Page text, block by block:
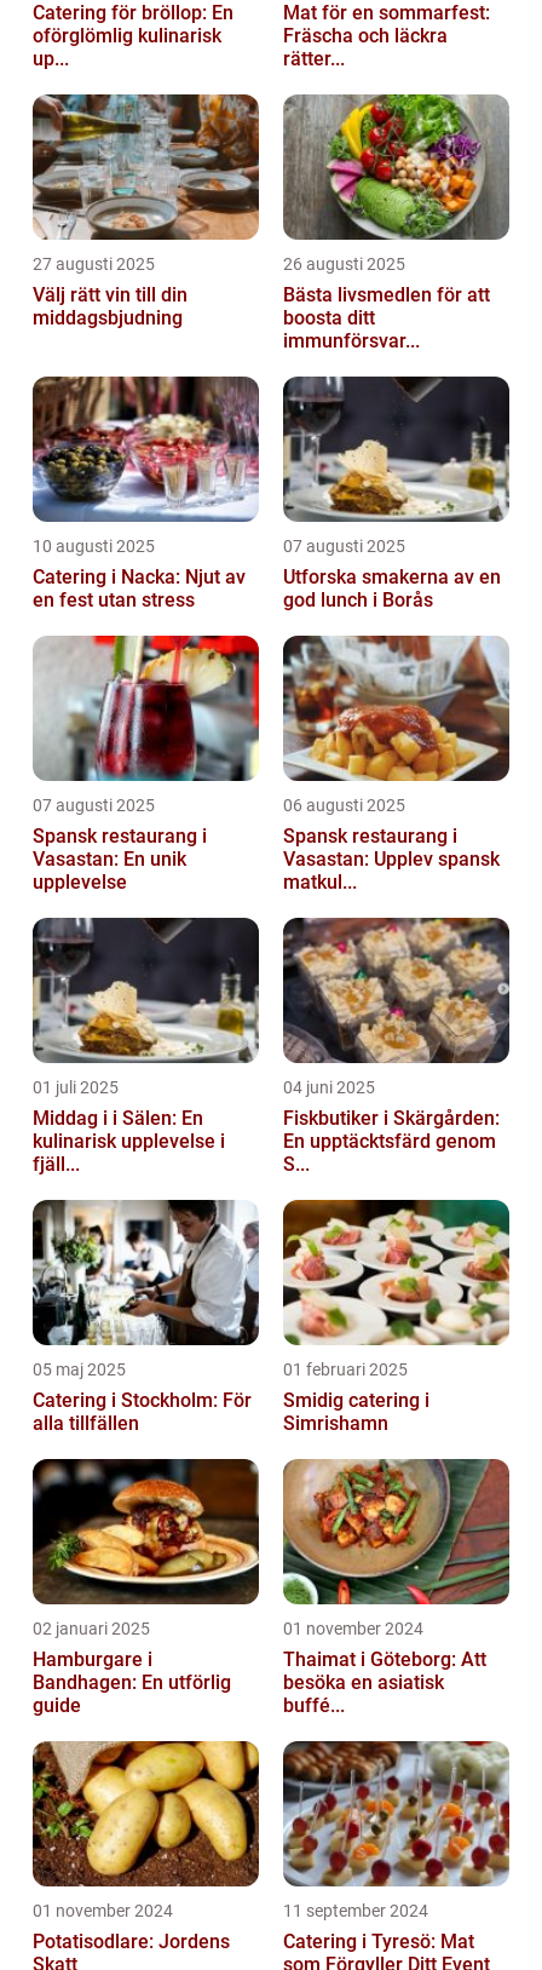
Catering för bröllop: En
oförglömlig kulinarisk
up...
Mat för en sommarfest:
Fräscha och läckra
rätter...
27 augusti 2025
Välj rätt vin till din
middagsbjudning
26 augusti 2025
Bästa livsmedlen för att
boosta ditt
immunförsvar...
10 augusti 2025
Catering i Nacka: Njut av
en fest utan stress
07 augusti 2025
Utforska smakerna av en
god lunch i Borås
07 augusti 2025
Spansk restaurang i
Vasastan: En unik
upplevelse
06 augusti 2025
Spansk restaurang i
Vasastan: Upplev spansk
matkul...
01 juli 2025
Middag i i Sälen: En
kulinarisk upplevelse i
fjäll...
04 juni 2025
Fiskbutiker i Skärgården:
En upptäcktsfärd genom
S...
05 maj 2025
Catering i Stockholm: För
alla tillfällen
01 februari 2025
Smidig catering i
Simrishamn
02 januari 2025
Hamburgare i
Bandhagen: En utförlig
guide
01 november 2024
Thaimat i Göteborg: Att
besöka en asiatisk
buffé...
01 november 2024
Potatisodlare: Jordens
Skatt
11 september 2024
Catering i Tyresö: Mat
som Förgyller Ditt Event